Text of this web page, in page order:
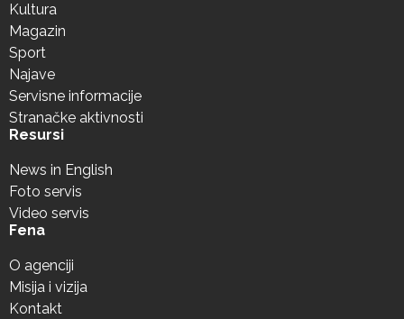
Kultura
Magazin
Sport
Najave
Servisne informacije
Stranačke aktivnosti
Resursi
News in English
Foto servis
Video servis
Fena
O agenciji
Misija i vizija
Kontakt